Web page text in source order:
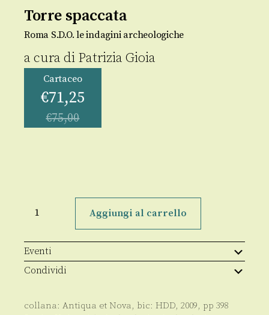
Torre spaccata
Roma S.D.O. le indagini archeologiche
a cura di Patrizia Gioia
Cartaceo
€71,25
€75,00
spaccata
Aggiungi al carrello
Eventi
Condividi
collana: Antiqua et Nova, bic: HDD, 2009, pp 398